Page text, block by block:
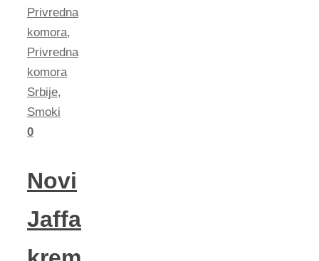
Privredna
komora,
Privredna
komora
Srbije,
Smoki
0
Novi
Jaffa